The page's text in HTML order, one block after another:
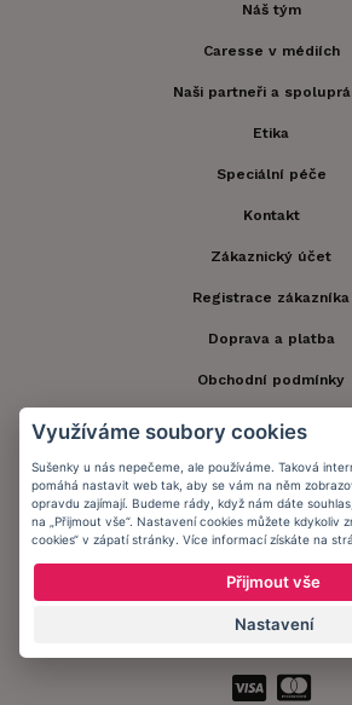
Náš tým
Caresse v médiích
Naši partneři a
Etika
Speciální péče
Kontakt
Zákaznický účet
Registrace zákazníka
Doprava a platba
Obchodní podmínky
Ochrana osobních údajů
Informační
Zůstaňte s námi v
Využíváme soubory cookies
Sušenky u nás nepečeme, ale používáme. Taková
pomáhá nastavit web tak, aby se vám na něm
opravdu zajímají. Budeme rády, když nám dáte
na „Přijmout vše“. Nastavení cookies můžete kdykoliv
cookies“ v zápatí stránky. Více informací získáte na
Přijmout vše
Nastavení